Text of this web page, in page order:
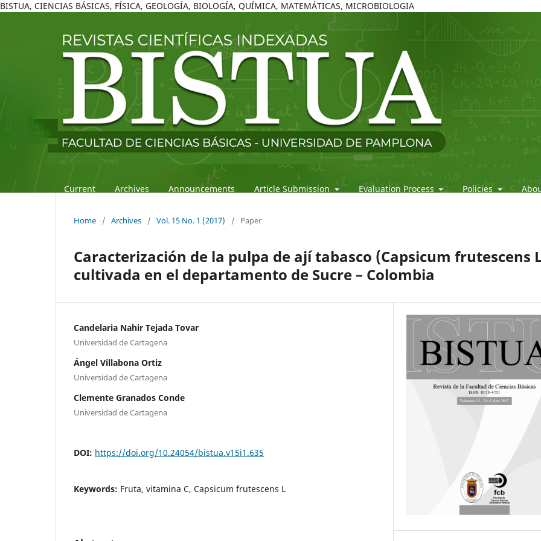
BISTUA, CIENCIAS BÁSICAS, FÍSICA, GEOLOGÍA, BIOLOGÍA, QUÍMICA, MATEMÁTICAS, MICROBIOLOGIA
Current Archives Announcements Article Submission Evaluation Process Policies
Home / Archives / Vol. 15 No. 1 (2017) / Paper
Caracterización de la pulpa de ají tabasco (Capsicum frutescens
cultivada en el departamento de Sucre – Colombia
Candelaria Nahir Tejada Tovar
Universidad de Cartagena
Ángel Villabona Ortiz
Universidad de Cartagena
Clemente Granados Conde
Universidad de Cartagena
DOI: https://doi.org/10.24054/bistua.v15i1.635
Keywords: Fruta, vitamina C, Capsicum frutescens L